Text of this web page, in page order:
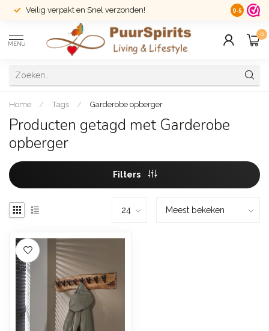
Veilig verpakt en Snel verzonden! 14 dagen
9.5
MENU
0
Home / Tags / Garderobe opberger
Producten getagd met Garderobe
opberger
Filters